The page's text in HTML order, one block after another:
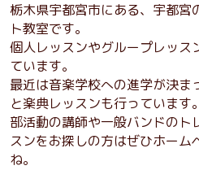
栃木県宇都宮市にある、宇都宮
ト教室です。
個人レッスンやグループレッス
ています。
最近は音楽学校への進学が決ま
と楽典レッスンも行っています。
部活動の講師や一般バンドのト
スンをお探しの方はぜひホーム
ね。